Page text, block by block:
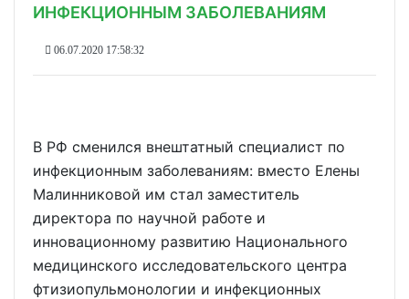
ИНФЕКЦИОННЫМ ЗАБОЛЕВАНИЯМ
06.07.2020 17:58:32
В РФ сменился внештатный специалист по
инфекционным заболеваниям: вместо Елены
Малинниковой им стал заместитель
директора по научной работе и
инновационному развитию Национального
медицинского исследовательского центра
фтизиопульмонологии и инфекционных